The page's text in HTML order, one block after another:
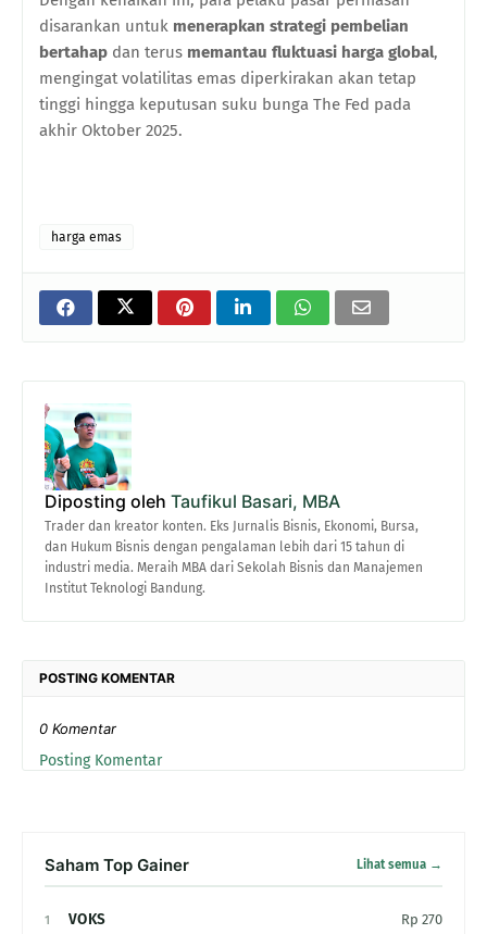
disarankan untuk menerapkan strategi pembelian
bertahap dan terus memantau fluktuasi harga global,
mengingat volatilitas emas diperkirakan akan tetap
tinggi hingga keputusan suku bunga The Fed pada
akhir Oktober 2025.
harga emas
Diposting oleh Taufikul Basari, MBA
Trader dan kreator konten. Eks Jurnalis Bisnis, Ekonomi, Bursa,
dan Hukum Bisnis dengan pengalaman lebih dari 15 tahun di
industri media. Meraih MBA dari Sekolah Bisnis dan Manajemen
Institut Teknologi Bandung.
POSTING KOMENTAR
0 Komentar
Posting Komentar
Saham Top Gainer Lihat semua →
1 VOKS Rp 270